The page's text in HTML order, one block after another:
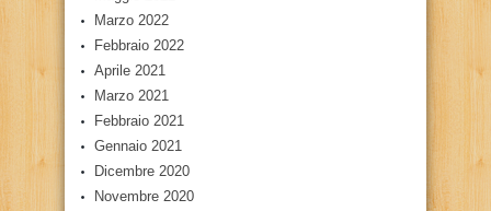
Marzo 2022
Febbraio 2022
Aprile 2021
Marzo 2021
Febbraio 2021
Gennaio 2021
Dicembre 2020
Novembre 2020